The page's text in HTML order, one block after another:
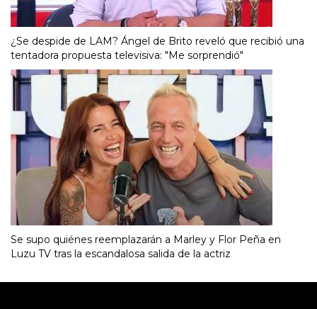
¿Se despide de LAM? Ángel de Brito reveló que recibió una
tentadora propuesta televisiva: "Me sorprendió"
Se supo quiénes reemplazarán a Marley y Flor Peña en
Luzu TV tras la escandalosa salida de la actriz